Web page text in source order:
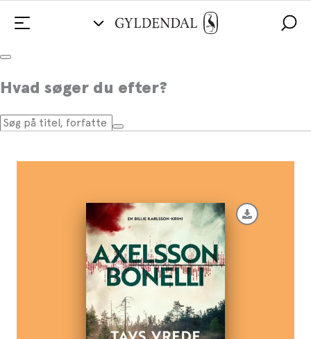
Hvad søger du efter?
Tavs vrede